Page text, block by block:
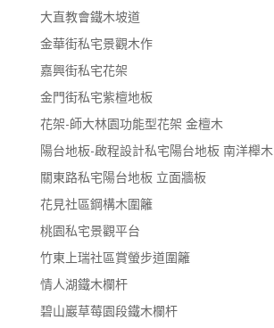
大直教會鐵木坡道
金華街私宅景觀木作
嘉興街私宅花架
金門街私宅紫檀地板
花架-師大林園功能型花架 金檀木
陽台地板-啟程設計私宅陽台地板 南洋櫸木
關東路私宅陽台地板 立面牆板
花見社區鋼構木圍籬
桃園私宅景觀平台
竹東上瑞社區賞螢步道圍籬
情人湖鐵木欄杆
碧山巖草莓園段鐵木欄杆